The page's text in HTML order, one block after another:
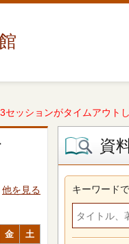
ッションがタイムアウト
他を見る
金 土
資
キーワード